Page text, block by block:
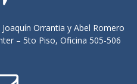
Orrantia y Abel Romero
– 5to Piso, Oficina 505-506